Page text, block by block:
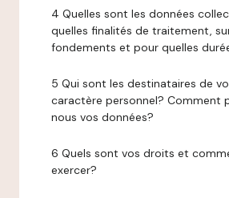
4 Quelles sont les données
quelles finalités de traitement,
fondements et pour quelles
5 Qui sont les destinataires de
caractère personnel? Comment
nous vos données?
6 Quels sont vos droits et
exercer?